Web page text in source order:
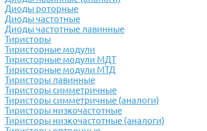
Диоды роторные
Диоды частотные
Диоды частотные лавинные
Тиристоры
Тиристорные модули
Тиристорные модули МДТ
Тиристорные модули МТД
Тиристоры лавинные
Тиристоры симметричные
Тиристоры симметричные (аналоги)
Тиристоры низкочастотные
Тиристоры низкочастотные (аналоги)